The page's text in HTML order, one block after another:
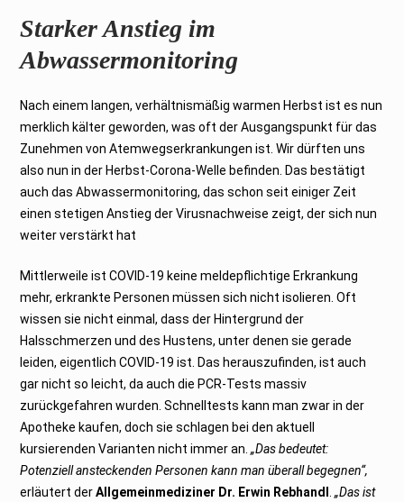
Starker Anstieg im
Abwassermonitoring
Nach einem langen, verhältnismäßig warmen Herbst ist es nun
merklich kälter geworden, was oft der Ausgangspunkt für das
Zunehmen von Atemwegserkrankungen ist. Wir dürften uns
also nun in der Herbst-Corona-Welle befinden. Das bestätigt
auch das Abwassermonitoring, das schon seit einiger Zeit
einen stetigen Anstieg der Virusnachweise zeigt, der sich nun
weiter verstärkt hat
Mittlerweile ist COVID-19 keine meldepflichtige Erkrankung
mehr, erkrankte Personen müssen sich nicht isolieren. Oft
wissen sie nicht einmal, dass der Hintergrund der
Halsschmerzen und des Hustens, unter denen sie gerade
leiden, eigentlich COVID-19 ist. Das herauszufinden, ist auch
gar nicht so leicht, da auch die PCR-Tests massiv
zurückgefahren wurden. Schnelltests kann man zwar in der
Apotheke kaufen, doch sie schlagen bei den aktuell
kursierenden Varianten nicht immer an.„Das bedeutet:
Potenziell ansteckenden Personen kann man überall begegnen“,
erläutert derAllgemeinmediziner Dr. Erwin Rebhandl .„Das ist